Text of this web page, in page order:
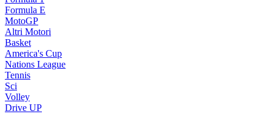
Formula E
MotoGP
Altri Motori
Basket
America's Cup
Nations League
Tennis
Sci
Volley
Drive UP